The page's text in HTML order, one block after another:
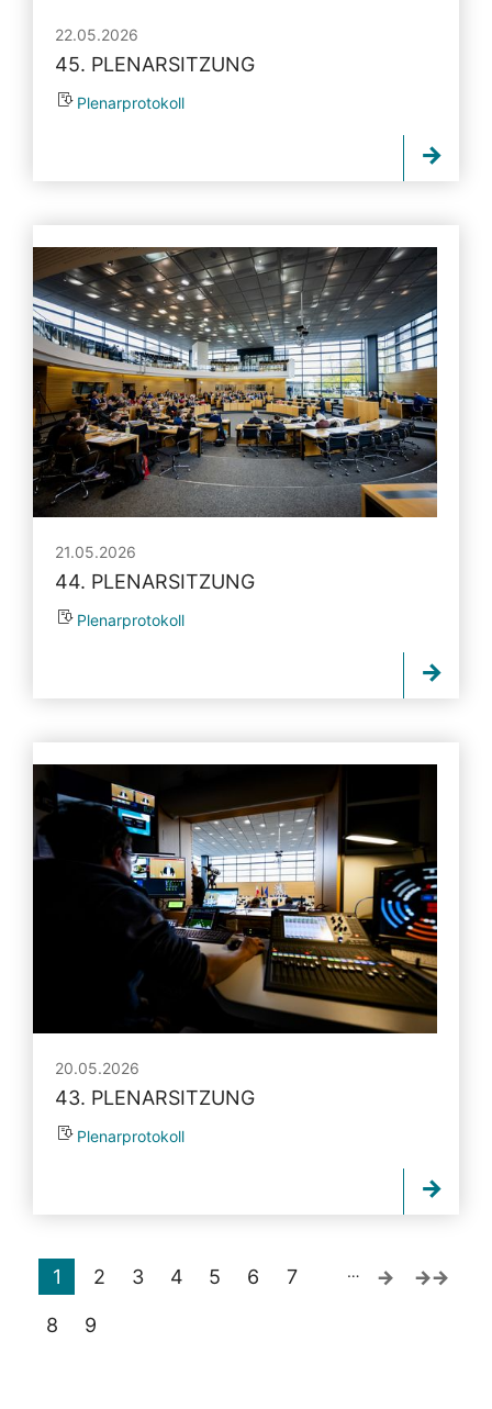
22.05.2026
45. PLENARSITZUNG
Plenarprotokoll
21.05.2026
44. PLENARSITZUNG
Plenarprotokoll
20.05.2026
43. PLENARSITZUNG
Plenarprotokoll
1 2 3 4 5 6 7
8 9
…